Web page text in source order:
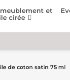
et
cirée
de coton satin 75 ml